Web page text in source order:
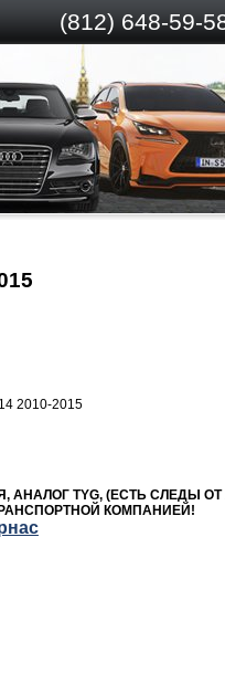
(812) 648-59-
2010-2015
АНАЛОГ TYG, (ЕСТЬ СЛЕДЫ
КОМПАНИЕЙ!